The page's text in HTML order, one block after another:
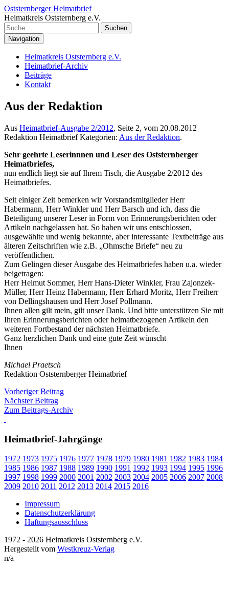
Oststernberger Heimatbrief
Heimatkreis Oststernberg e.V.
Suchen
Navigation
Heimatkreis Oststernberg e.V.
Heimatbrief-Archiv
Beiträge
Kontakt
Aus der Redaktion
Aus Heimatbrief-Ausgabe 2/2012, Seite 2, vom 20.08.2012
Redaktion Heimatbrief Kategorien: Aus der Redaktion.
Sehr geehrte Leserinnnen und Leser des Oststernberger
Heimatbriefes,
nun endlich liegt sie auf Ihrem Tisch, die Ausgabe 2/2012 des
Heimatbriefes.
Seit einiger Zeit bemerken wir Vorstandsmitglieder Herr
Habermann, Herr Winkler und Herr Barsch und ich, dass die
Beteiligung unserer Leser in Form von Erinnerungsberichten oder
Artikeln nachgelassen hat. So haben wir uns entschlossen,
ausgewählte und wenig bekannte, aber interessante Textbeiträge aus
älteren Zeitschriften wie z.B. „Ohmsche Briefe“ neu zu
veröffentlichen.
Zum Gelingen dieser Ausgabe des Heimatbriefes haben u.a. wieder
beigetragen:
Herr Helmut Sommer, Herr Hans-Dieter Winkler, Frau Zajonzek-
Müller, Herr Heinz Habermann, Herr Erhard Moritz, Herr Freiherr
von Dellingshausen und Herr Josef Pollmann.
Ihnen allen gilt mein, gilt unser Dank. Und bitte unterstützen Sie mit
Ihren Erinnerungsberichten oder heimatbezogenen Artikeln den
weiteren Fortbestand der nächsten Heimatbriefe.
Ganz herzlichen Dank und eine gute Zeit wünscht
Ihnen
Michael Praetsch
Redaktion Oststernberger Heimatbrief
Vorheriger Beitrag
Nächster Beitrag
Zum Beitrags-Archiv
Heimatbrief-Jahrgänge
1972 1973 1975 1976 1977 1978 1979 1980 1981 1982 1983 1984
1985 1986 1987 1988 1989 1990 1991 1992 1993 1994 1995 1996
1997 1998 1999 2000 2001 2002 2003 2004 2005 2006 2007 2008
2009 2010 2011 2012 2013 2014 2015 2016
Impressum
Datenschutzerklärung
Haftungsausschluss
1972 - 2026 Heimatkreis Oststernberg e.V.
Hergestellt vom Westkreuz-Verlag
n/a